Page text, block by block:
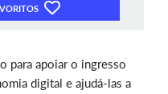
para apoiar o ingresso
digital e ajudá-las a